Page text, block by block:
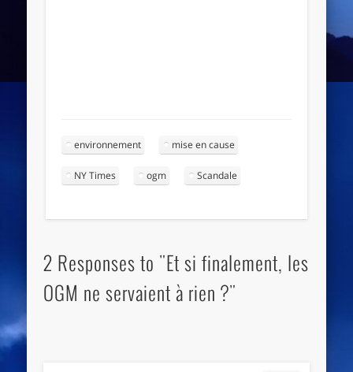
environnement mise en cause
NY Times ogm Scandale
2 Responses to "Et si finalement, les
OGM ne servaient à rien ?"